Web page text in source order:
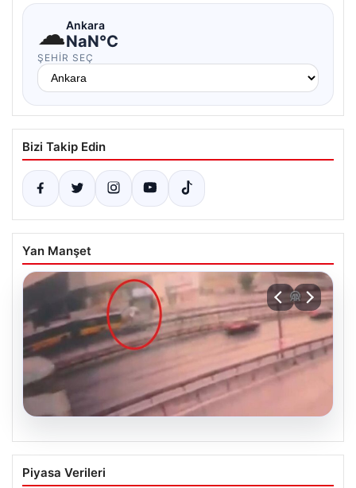
☁Ankara
NaN°C
ŞEHIR SEÇ
Bizi Takip Edin
Yan Manşet
Küçükçekmece’de 3 kişinin öldüğü
kazanın görüntüleri ortaya çıktı
Piyasa Verileri